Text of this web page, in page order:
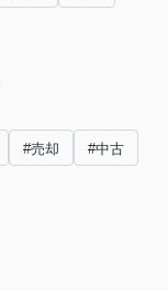
#売却 #中古